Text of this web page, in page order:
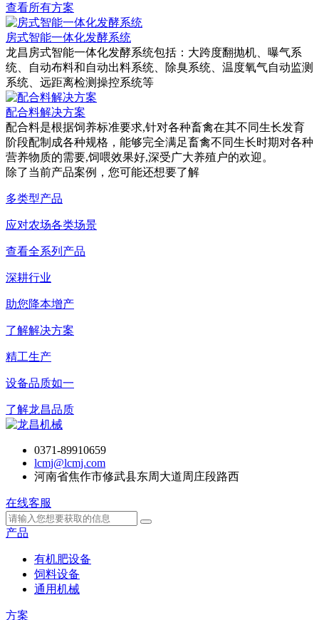
查看所有方案
房式智能一体化发酵系统
龙昌房式智能一体化发酵系统包括：大跨度翻抛机、曝气系
统、自动布料和自动出料系统、除臭系统、温度氧气自动监测
系统、远距离检测操控系统等
配合料解决方案
配合料是根据饲养标准要求,针对各种畜禽在其不同生长发育
阶段配制成各种规格，能够完全满足畜禽不同生长时期对各种
营养物质的需要,饲喂效果好,深受广大养殖户的欢迎。
除了当前产品案例，您可能还想要了解
多类型产品
应对农场各类场景
查看全系列产品
深耕行业
助您降本增产
了解解决方案
精工生产
设备品质如一
了解龙昌品质
0371-89910659
lcmj@lcmj.com
河南省焦作市修武县东周大道周庄段路西
在线客服
产品
有机肥设备
饲料设备
通用机械
方案